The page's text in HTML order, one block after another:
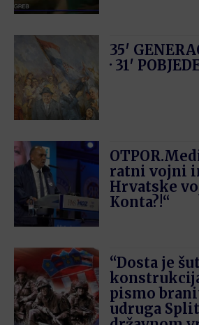
35′
· 31′
ratni vojni
Hrvatske
Konta?!“
“Dosta je
pismo
udruga